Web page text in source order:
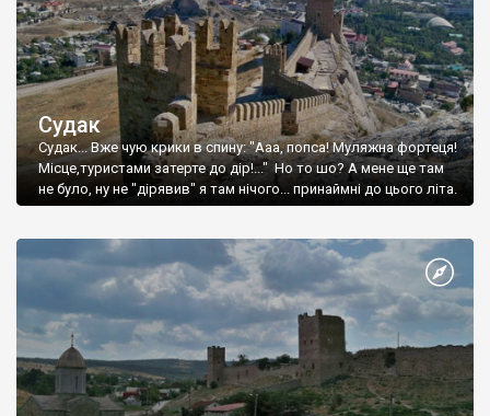
Судак
Судак... Вже чую крики в спину: "Ааа, попса! Муляжна фортеця!
Місце,туристами затерте до дір!..." Но то шо? А мене ще там
не було, ну не "дірявив" я там нічого... принаймні до цього літа.